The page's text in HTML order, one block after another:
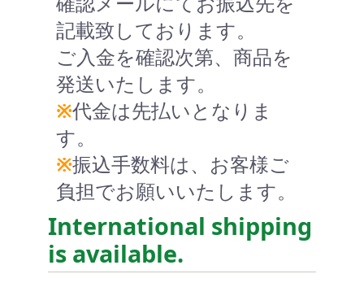
記載致しております。
ご入金を確認次第、商品を
発送いたします。
※代金は先払いとなりま
す。
※振込手数料は、お客様ご
負担でお願いいたします。
International shipping
is available.